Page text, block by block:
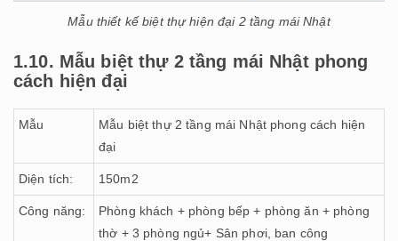
Mẫu thiết kế biệt thự hiện đại 2 tầng mái Nhật
1.10. Mẫu biệt thự 2 tầng mái Nhật phong
cách hiện đại
Mẫu
Mẫu biệt thự 2 tầng mái Nhật phong cách hiện
đại
Diện tích: 150m2
Công năng:
Phòng khách + phòng bếp + phòng ăn + phòng
thờ + 3 phòng ngủ+ Sân phơi, ban công